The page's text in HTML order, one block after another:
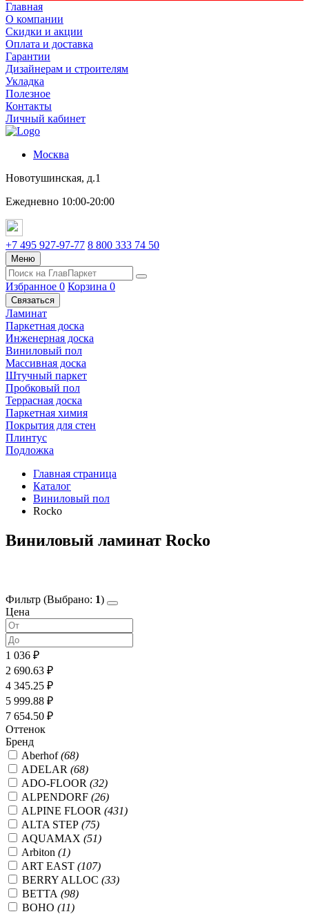
Главная
О компании
Скидки и акции
Оплата и доставка
Гарантии
Дизайнерам и строителям
Укладка
Полезное
Контакты
Личный кабинет
Москва
Новотушинская, д.1
Ежедневно 10:00-20:00
+7 495 927-97-77 8 800 333 74 50
Меню
Избранное 0 Корзина 0
Связаться
Ламинат
Паркетная доска
Инженерная доска
Виниловый пол
Массивная доска
Штучный паркет
Пробковый пол
Террасная доска
Паркетная химия
Покрытия для стен
Плинтус
Подложка
Главная страница
Каталог
Виниловый пол
Rocko
Виниловый ламинат Rocko
Фильтр (Выбрано: 1)
Цена
1 036 ₽
2 690.63 ₽
4 345.25 ₽
5 999.88 ₽
7 654.50 ₽
Оттенок
Бренд
Aberhof(68)
ADELAR (68)
ADO-FLOOR (32)
ALPENDORF (26)
ALPINE FLOOR (431)
ALTA STEP (75)
AQUAMAX (51)
Arbiton (1)
ART EAST (107)
BERRY ALLOC (33)
BETTA (98)
BOHO (11)